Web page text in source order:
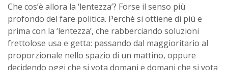
Che cos’è allora la ‘lentezza’? Forse il senso più
profondo del fare politica. Perché si ottiene di più e
prima con la ‘lentezza’, che rabberciando soluzioni
frettolose usa e getta: passando dal maggioritario al
proporzionale nello spazio di un mattino, oppure
decidendo oggi che si vota domani e domani che si vota